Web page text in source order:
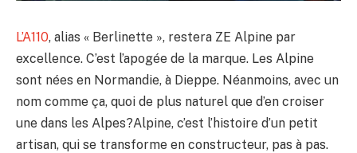
L’A110, alias « Berlinette », restera ZE Alpine par
excellence. C’est l’apogée de la marque. Les Alpine
sont nées en Normandie, à Dieppe. Néanmoins, avec un
nom comme ça, quoi de plus naturel que d’en croiser
une dans les Alpes?Alpine, c’est l’histoire d’un petit
artisan, qui se transforme en constructeur, pas à pas.